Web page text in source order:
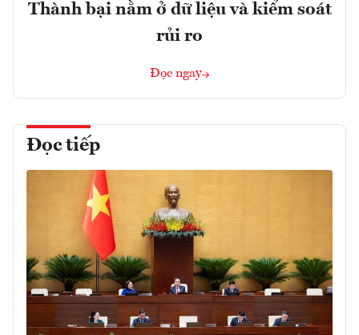
Thành bại nằm ở dữ liệu và kiểm soát
rủi ro
Đọc ngay
Đọc tiếp